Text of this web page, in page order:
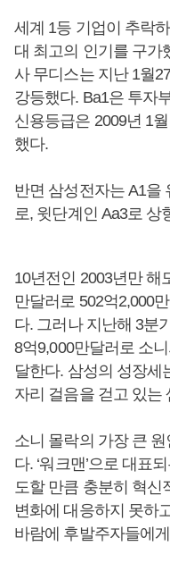
세계 1등 기업이 추락
대 최고의 인기를 구가
사 무디스는 지난 1월
강등했다. Ba1은 투자
신용등급은 2009년 1
했다.
반면 삼성전자는 A1을
로, 윗단계인 Aa3로 상
10년전인 2003년만 해
만달러로 502억2,000
다. 그러나 지난해 3분
8억9,000만달러로 소
달한다. 삼성의 성장세
자리 걸음을 걷고 있는
소니 몰락의 가장 큰
다. ‘워크맨’으로 대표
도할 만큼 충분히 혁신
변화에 대응하지 못하
바람에 후발주자들에